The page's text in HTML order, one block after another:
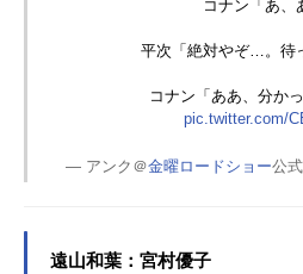
コナン「あ、
平次「絶対やぞ…。待
コナン「ああ、分か
pic.twitter.com/
— アンク＠金曜ロードショー公
遠山和葉：宮村優子